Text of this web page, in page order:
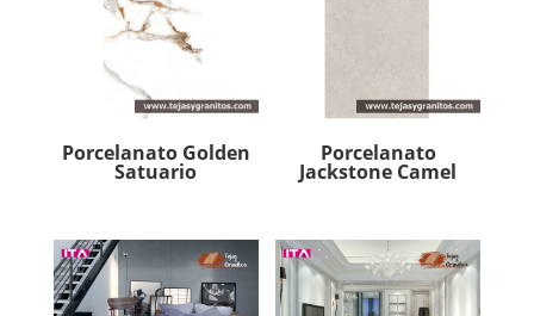
Porcelanato Golden
Satuario
Porcelanato
Jackstone Camel